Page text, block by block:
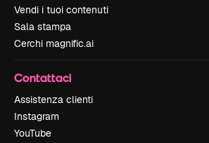
Vendi i tuoi contenuti
Sala stampa
Cerchi magnific.ai
Contattaci
Assistenza clienti
Instagram
YouTube